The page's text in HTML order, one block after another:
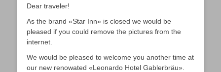
Dear traveler!
As the brand «Star Inn» is closed we would be
pleased if you could remove the pictures from the
internet.
We would be pleased to welcome you another time at
our new renowated «Leonardo Hotel Gablerbräu».